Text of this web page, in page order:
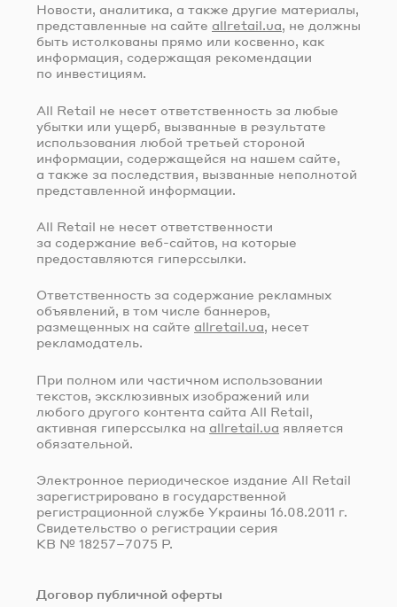
Новости, аналитика, а также другие материалы,
представленные на сайте allretail.ua, не должны
быть истолкованы прямо или косвенно, как
информация, содержащая рекомендации
по инвестициям.
All Retail не несет ответственность за любые
убытки или ущерб, вызванные в результате
использования любой третьей стороной
информации, содержащейся на нашем сайте,
а также за последствия, вызванные неполнотой
представленной информации.
All Retail не несет ответственности
за содержание веб-сайтов, на которые
предоставляются гиперссылки.
Ответственность за содержание рекламных
объявлений, в том числе баннеров,
размещенных на сайте allretail.ua, несет
рекламодатель.
При полном или частичном использовании
текстов, эксклюзивных изображений или
любого другого контента сайта All Retail,
активная гиперссылка на allretail.ua является
обязательной.
Электронное периодическое издание All Retail
зарегистрировано в государственной
регистрационной службе Украины 16.08.2011 г.
Свидетельство о регистрации серия
КВ № 18257–7075 Р.
Договор публичной оферты